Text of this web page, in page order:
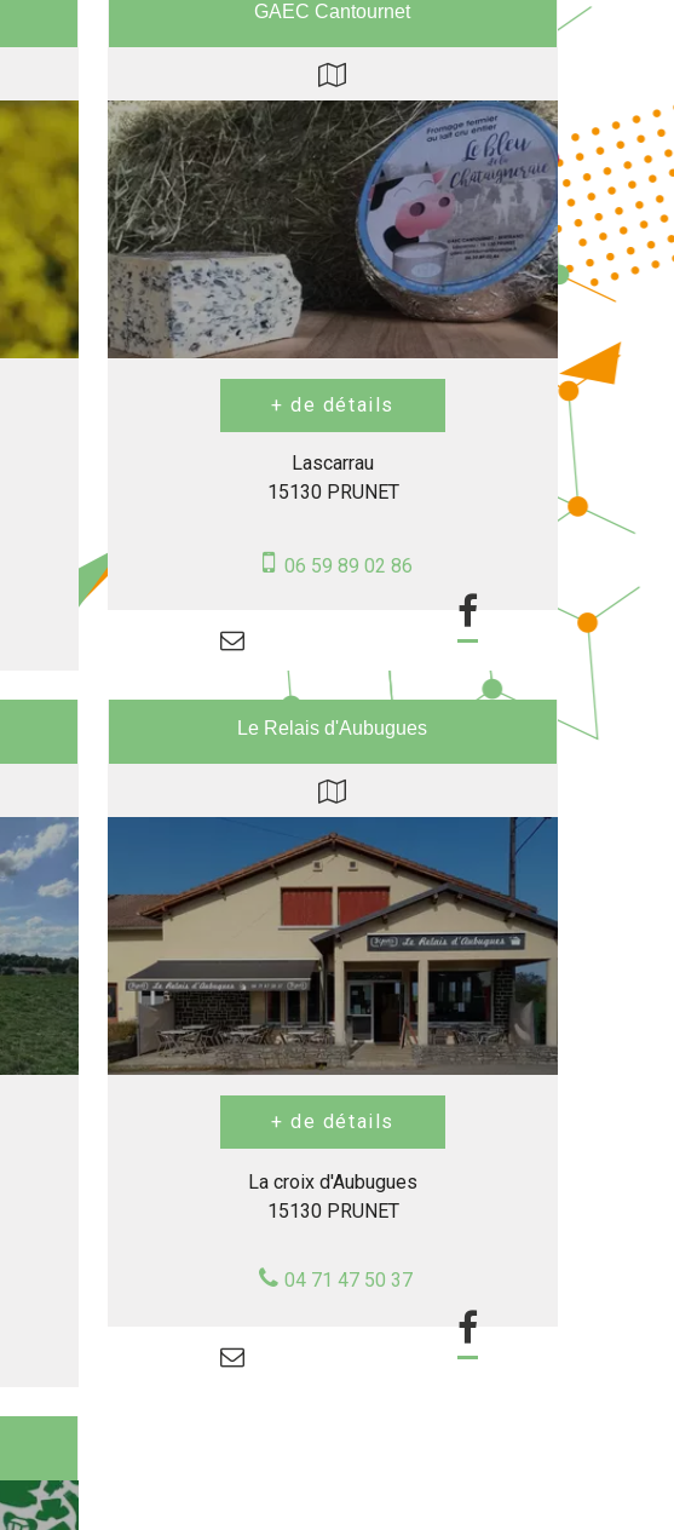
GAEC Cantournet
Lascarrau
15130 PRUNET
06 59 89 02 86
Le Relais d'Aubugues
La croix d'Aubugues
15130 PRUNET
04 71 47 50 37